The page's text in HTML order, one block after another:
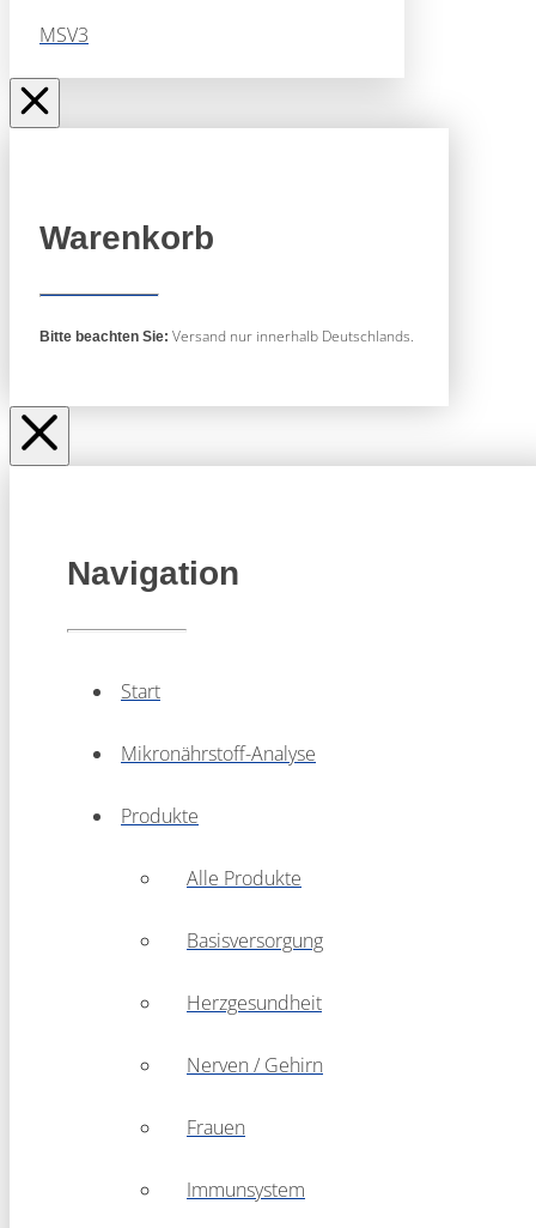
MSV3
Warenkorb
Bitte beachten Sie: Versand nur innerhalb Deutschlands.
Navigation
Start
Mikronährstoff-Analyse
Produkte
Alle Produkte
Basisversorgung
Herzgesundheit
Nerven / Gehirn
Frauen
Immunsystem